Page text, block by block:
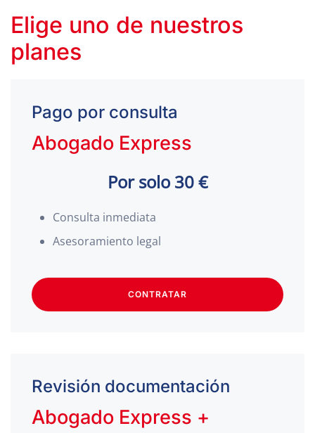
Elige uno de nuestros
planes
Pago por consulta
Abogado Express
Por solo 30 €
Consulta inmediata
Asesoramiento legal
CONTRATAR
Revisión documentación
Abogado Express +